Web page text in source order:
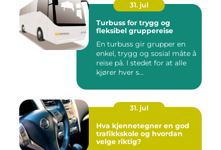
31. jul
Turbuss for trygg og
fleksibel gruppereise
En turbuss gir grupper en
enkel, trygg og sosial måte å
reise på. I stedet for at alle
kjører hver s...
31. jul
Hva kjennetegner en god
trafikkskole og hvordan
velge riktig?